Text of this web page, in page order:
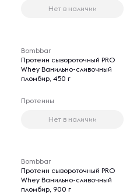
Нет в наличии
Bombbar
Протеин сывороточный PRO
Whey Ванильно-сливочный
пломбир, 450 г
Протеины
Нет в наличии
Bombbar
Протеин сывороточный PRO
Whey Ванильно-сливочный
пломбир, 900 г